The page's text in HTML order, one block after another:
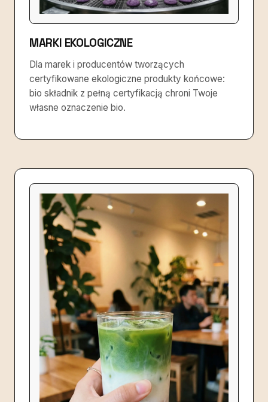
MARKI EKOLOGICZNE
Dla marek i producentów tworzących
certyfikowane ekologiczne produkty końcowe:
bio składnik z pełną certyfikacją chroni Twoje
własne oznaczenie bio.